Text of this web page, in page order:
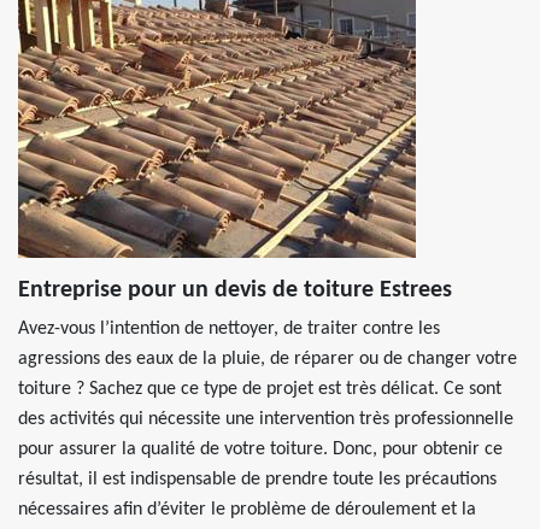
Entreprise pour un devis de toiture Estrees
Avez-vous l’intention de nettoyer, de traiter contre les
agressions des eaux de la pluie, de réparer ou de changer votre
toiture ? Sachez que ce type de projet est très délicat. Ce sont
des activités qui nécessite une intervention très professionnelle
pour assurer la qualité de votre toiture. Donc, pour obtenir ce
résultat, il est indispensable de prendre toute les précautions
nécessaires afin d’éviter le problème de déroulement et la